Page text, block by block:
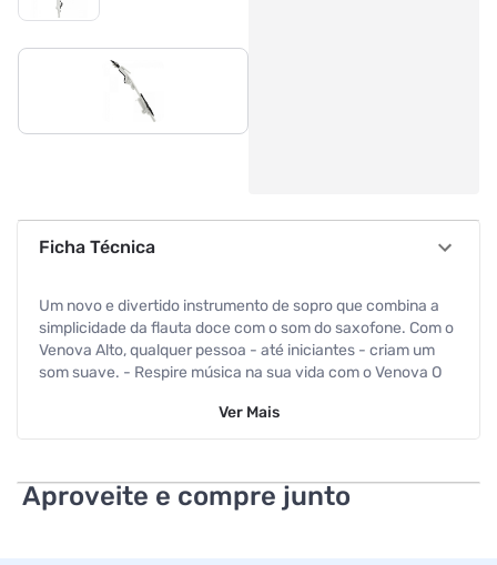
Ficha Técnica
Um novo e divertido instrumento de sopro que combina a
simplicidade da flauta doce com o som do saxofone. Com o
Venova Alto, qualquer pessoa - até iniciantes - criam um
som suave. - Respire música na sua vida com o Venova O
com um som autêntico. - Fácil de tocar Design compacto e
Timbre rico e expressivo como a de um saxofone, além da
sensação completa de um instrumento de sopro. Alcança
Ver Mais
Aproveite e compre junto